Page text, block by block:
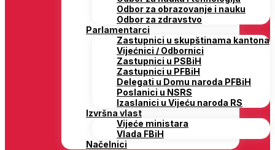
Odbor za obrazovanje i nauku
Odbor za zdravstvo
Parlamentarci
Zastupnici u skupštinama kantona
Vijećnici / Odbornici
Zastupnici u PSBiH
Zastupnici u PFBiH
Delegati u Domu naroda PFBiH
Poslanici u NSRS
Izaslanici u Vijeću naroda RS
Izvršna vlast
Vijeće ministara
Vlada FBiH
Načelnici